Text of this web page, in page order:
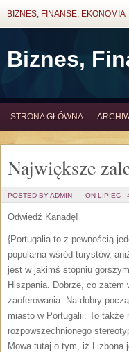
BIZNES, FINANSE, EKONOMIA
Biznes,
STRONA GŁÓWNA
Największe
POSTED BY ADMIN ON LIPIEC -
Odwiedź Kanadę!
{Portugalia to z pewnością
popularna wśród turystów,
jest w jakimś stopniu
Hiszpania. Dobrze, co
zaoferowania. Na dobry
miasto w Portugalii. To także
rozpowszechnionego
Mowa tutaj o tym, iż Lizbona